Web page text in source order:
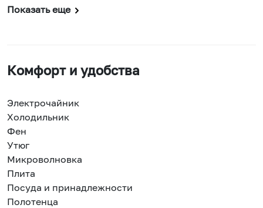
Показать еще
Комфорт и удобства
Электрочайник
Холодильник
Фен
Утюг
Микроволновка
Плита
Посуда и принадлежности
Полотенца